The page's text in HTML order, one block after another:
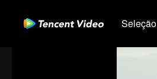
Seleção